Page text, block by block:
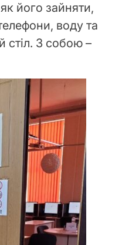
його зайняти,
воду та
стіл. З собою –